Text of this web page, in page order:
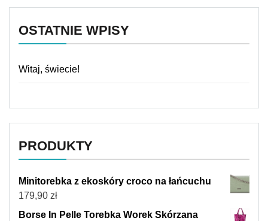
OSTATNIE WPISY
Witaj, świecie!
PRODUKTY
Minitorebka z ekoskóry croco na łańcuchu
179,90 zł
Borse In Pelle Torebka Worek Skórzana